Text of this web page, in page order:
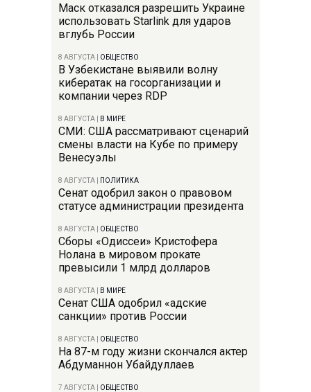
Маск отказался разрешить Украине
использовать Starlink для ударов
вглубь России
8 АВГУСТА ОБЩЕСТВО
В Узбекистане выявили волну
кибератак на госорганизации и
компании через RDP
8 АВГУСТА В МИРЕ
СМИ: США рассматривают сценарий
смены власти на Кубе по примеру
Венесуэлы
8 АВГУСТА ПОЛИТИКА
Сенат одобрил закон о правовом
статусе администрации президента
8 АВГУСТА ОБЩЕСТВО
Сборы «Одиссеи» Кристофера
Нолана в мировом прокате
превысили 1 млрд долларов
8 АВГУСТА В МИРЕ
Сенат США одобрил «адские
санкции» против России
8 АВГУСТА ОБЩЕСТВО
На 87-м году жизни скончался актер
Абдуманнон Убайдуллаев
7 АВГУСТА ОБЩЕСТВО